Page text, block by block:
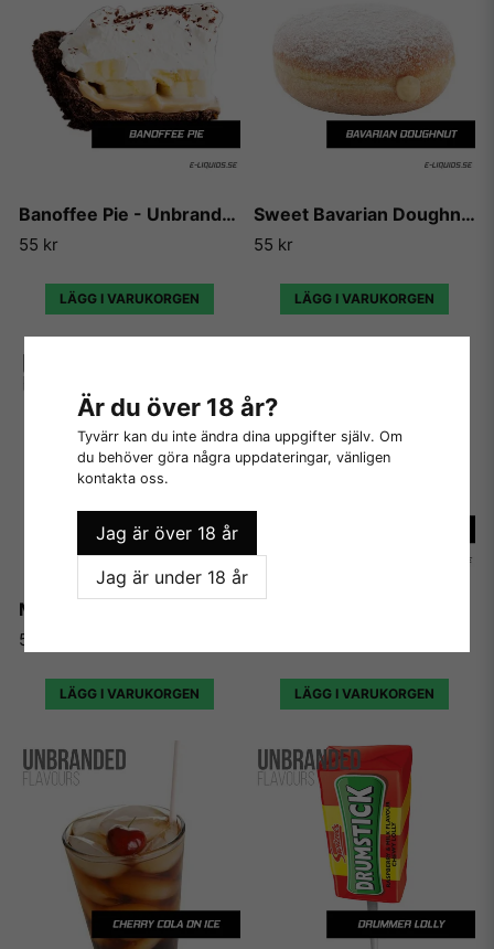
Banoffee Pie - Unbranded
55 kr
LÄGG I VARUKORGEN
Sweet Bavarian Doughnut - Unbranded
55 kr
LÄGG I VARUKORGEN
Mojito Slush - Unbranded
55 kr
LÄGG I VARUKORGEN LÄGG I VARUKORGEN
Är du över 18 år?
Tyvärr kan du inte ändra dina uppgifter själv. Om
du behöver göra några uppdateringar, vänligen
kontakta oss.
Jag är över 18 år
Jag är under 18 år